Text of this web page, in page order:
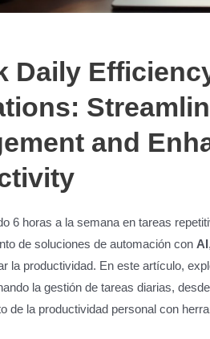
Daily
and
6 horas a la semana en tareas
de soluciones de automación con AI
la productividad. En este artículo,
la gestión de tareas diarias,
de la productividad personal con